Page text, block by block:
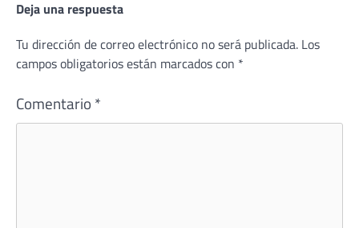
Deja una respuesta
Tu dirección de correo electrónico no será publicada. Los
campos obligatorios están marcados con *
Comentario *